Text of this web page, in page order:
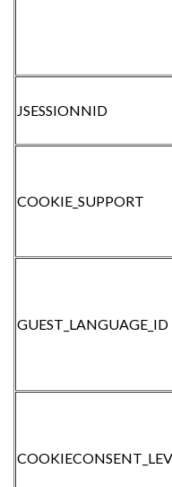
JSESSIONNID
COOKIE_SUPPORT
GUEST_LANGUAGE_ID